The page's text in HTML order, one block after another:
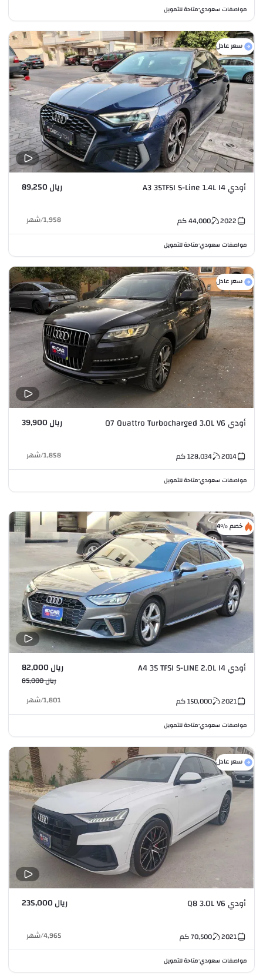
مواصفات سعودي•متاحة للتمويل
سعر عادل
أودي A3 35TFSI S-Line 1.4L I4 ريال 89,250
2022
44,000كم 1,958
/شهر
مواصفات سعودي•متاحة للتمويل
سعر عادل
أودي Q7 Quattro Turbocharged 3.0L V6 ريال 39,900
2014
128,034كم 1,858
/شهر
مواصفات سعودي•متاحة للتمويل
خصم %4
أودي A4 35 TFSI S-LINE 2.0L I4 ريال 82,000
ريال 85,000
2021
150,000كم 1,801
/شهر
مواصفات سعودي•متاحة للتمويل
سعر عادل
أودي Q8 3.0L V6 ريال 235,000
2021
70,500كم 4,965
/شهر
مواصفات سعودي•متاحة للتمويل